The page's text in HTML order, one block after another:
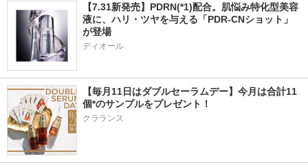
【7.31新発売】PDRN(*1)配合。肌悩み特化型美容
液に、ハリ・ツヤを与える「PDR-CNショット」
が登場
ディオール
【毎月11日はダブルセーラムデー】今月は合計11
個*のサンプルをプレゼント！
クラランス